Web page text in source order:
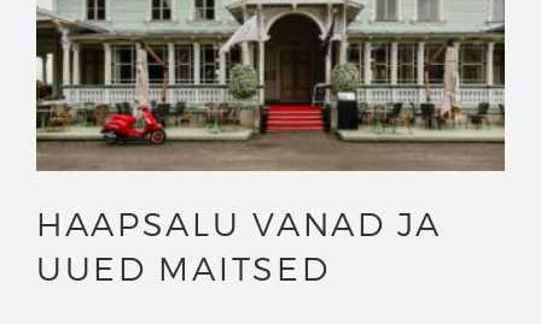
HAAPSALU VANAD JA
UUED MAITSED